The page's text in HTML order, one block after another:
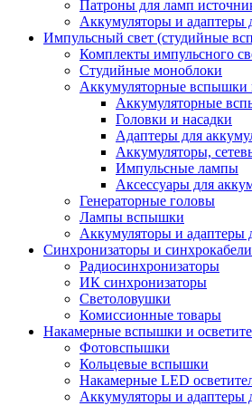
Патроны для ламп
Аккумуляторы и адаптеры
Импульсный свет (студийные
Комплекты импульсного
Студийные моноблоки
Аккумуляторные вспышки
Аккумуляторные
Головки и насадки
Адаптеры для
Аккумуляторы,
Импульсные лампы
Аксессуары для
Генераторные головы
Лампы вспышки
Аккумуляторы и адаптеры
Синхронизаторы и синхрокабели
Радиосинхронизаторы
ИК синхронизаторы
Светоловушки
Комиссионные товары
Накамерные вспышки и
Фотовспышки
Кольцевые вспышки
Накамерные LED
Аккумуляторы и